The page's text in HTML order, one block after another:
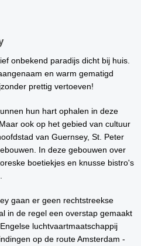
onbekend paradijs dicht bij huis.
en warm gematigd
prettig vertoeven!
hun hart ophalen in deze
ook op het gebied van cultuur
van Guernsey, St. Peter
In deze gebouwen over
boetiekjes en knusse bistro's
gaan er geen rechtstreekse
in de regel een overstap gemaakt
luchtvaartmaatschappij
op de route Amsterdam -